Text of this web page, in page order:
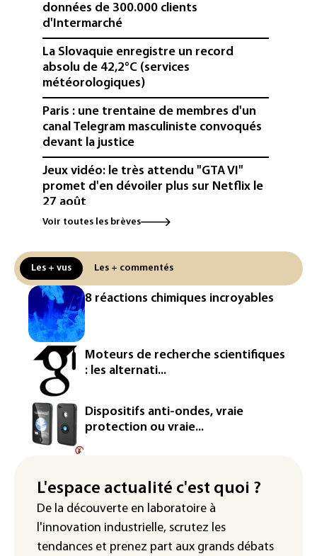
données de 300.000 clients
d'Intermarché
La Slovaquie enregistre un record
absolu de 42,2°C (services
météorologiques)
Paris : une trentaine de membres d'un
canal Telegram masculiniste convoqués
devant la justice
Jeux vidéo: le très attendu "GTA VI"
promet d'en dévoiler plus sur Netflix le
27 août
Dans les entrailles de Paris, un chantier
les rails du RER
Meta se lance sur le marché des logiciels
écrits par l'IA, dominé par Anthropic et
OpenAI
Google réorganise sa division IA: Demis
Hassabis passe la main, des stars s'en
vont
Colombie: un bébé hippopotame
descendant de la colonie d'Escobar
meurt malgré les soins
production d'électricité solaire
attendue en Europe
L'Autriche bat son record absolu de
chaleur pour le deuxième jour d'affilée
Voir toutes les brèves
Les + vus Les + commentés
8 réactions chimiques incroyables
Moteurs de recherche scientifiques
: les alternati...
Dispositifs anti-ondes, vraie
protection ou vraie...
L'espace actualité c'est quoi ?
De la découverte en laboratoire à
l'innovation industrielle, scrutez les
tendances et prenez part aux grands débats